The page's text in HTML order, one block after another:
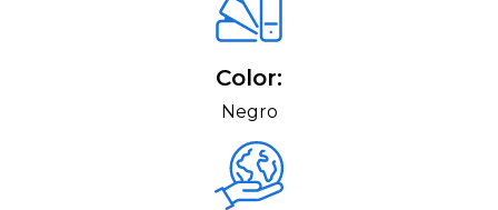
Color:
Negro